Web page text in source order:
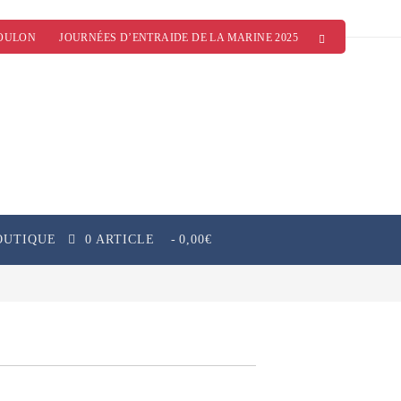
JOURNÉES D’ENTRAIDE DE LA MARINE 2025
0 ARTICLE 0,00€